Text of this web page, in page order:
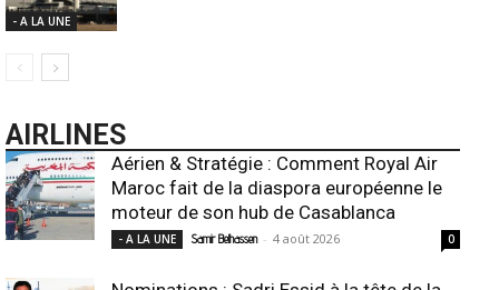
- A LA UNE
AIRLINES
Aérien & Stratégie : Comment Royal Air
Maroc fait de la diaspora européenne le
moteur de son hub de Casablanca
- A LA UNE Samir Belhassen - 4 août 2026 0